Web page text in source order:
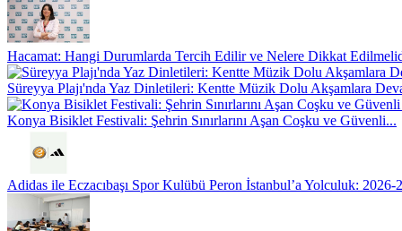
Hacamat: Hangi Durumlarda Tercih Edilir ve Nelere Dikkat
Süreyya Plajı'nda Yaz Dinletileri: Kentte Müzik Dolu Akşamlara
Konya Bisiklet Festivali: Şehrin Sınırlarını Aşan Coşku ve Güvenli...
Adidas ile Eczacıbaşı Spor Kulübü Peron İstanbul’a Yolculuk: 2026-